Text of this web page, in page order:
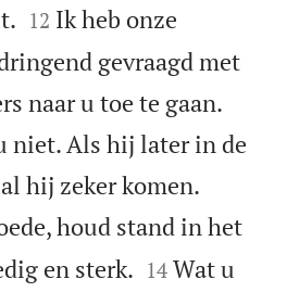


12 Ik heb onze
gevraagd met
naar u toe te gaan.
niet. Als hij later in de
hij zeker komen.
houd stand in het
en sterk. 

14 Wat u